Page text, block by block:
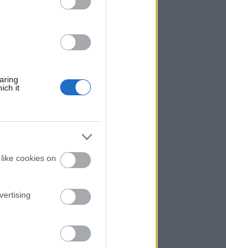
it
cookies on
Καταβλήθηκαν 33,58 εκατ. ευρώ σε
Ευρωαγορές: Η καλύτερη εβδομάδα
Κορυφώνεται η έξοδος των εκδρομέων
Η Ιταλία απαντά στην Ισπανία: «Δεν
δεχόμαστε τελεσίγραφα» - Σε ισχύ οι
συνοριακοί έλεγχοι
stock options
λεωφορειακές γραμμές με την
επέκταση του Μετρό στην Καλαμαριά